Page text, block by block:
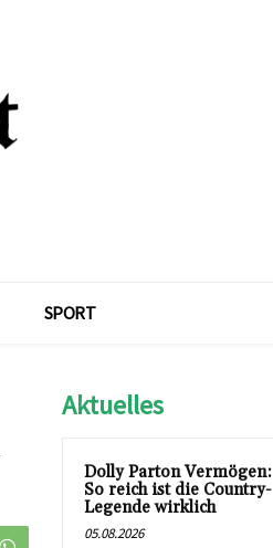
SPORT
Aktuelles
Dolly Parton Vermögen:
So reich ist die Country-
Legende wirklich
05.08.2026